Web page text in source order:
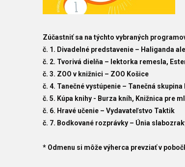
Zúčastniť sa na týchto vybraných
č. 1. Divadelné predstavenie – Haliganda
č. 2. Tvorivá dielňa – lektorka remesla,
č. 3. ZOO v knižnici – ZOO Košice
č. 4. Tanečné vystúpenie – Tanečná skupina
č. 5. Kúpa knihy - Burza kníh, Knižnica pre
č. 6. Hravé učenie – Vydavateľstvo Taktik
č. 7. Bodkované rozprávky – Únia
* Odmenu si môže výherca prevziať v